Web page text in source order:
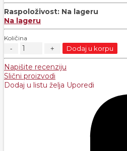
Raspoloživost: Na lageru
Na lageru
Količina
Dodaj u korpu
Napišite recenziju
Slični proizvodi
Dodaj u listu želja Uporedi